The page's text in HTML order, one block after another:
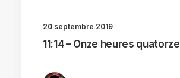
20 septembre 2019
11:14 – Onze heures quatorze